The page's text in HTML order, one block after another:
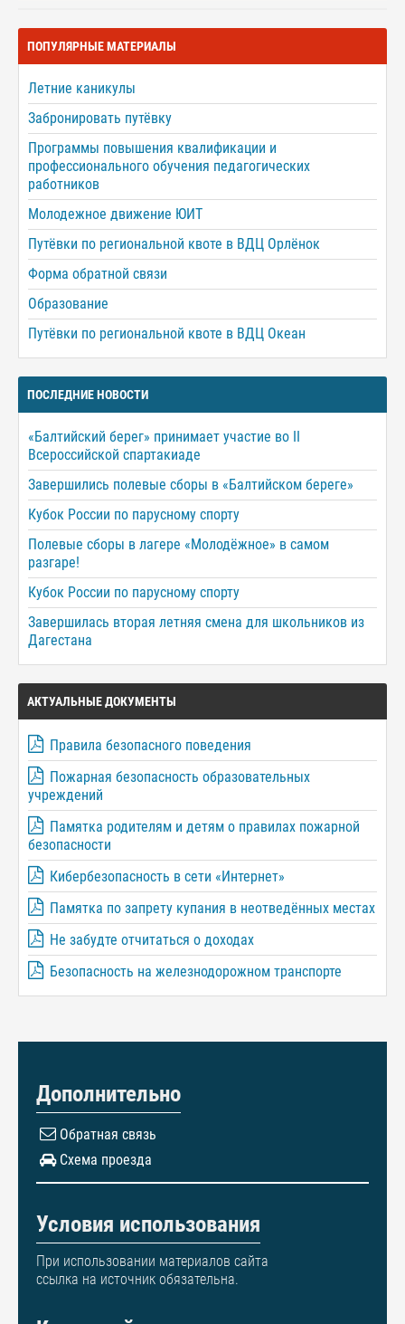
ПОПУЛЯРНЫЕ МАТЕРИАЛЫ
Летние каникулы
Забронировать путёвку
Программы повышения квалификации и
профессионального обучения педагогических
работников
Молодежное движение ЮИТ
Путёвки по региональной квоте в ВДЦ Орлёнок
Форма обратной связи
Образование
Путёвки по региональной квоте в ВДЦ Океан
ПОСЛЕДНИЕ НОВОСТИ
«Балтийский берег» принимает участие во II
Всероссийской спартакиаде
Завершились полевые сборы в «Балтийском береге»
Кубок России по парусному спорту
Полевые сборы в лагере «Молодёжное» в самом
разгаре!
Кубок России по парусному спорту
Завершилась вторая летняя смена для школьников из
Дагестана
АКТУАЛЬНЫЕ ДОКУМЕНТЫ
Правила безопасного поведения
Пожарная безопасность образовательных
учреждений
Памятка родителям и детям о правилах пожарной
безопасности
Кибербезопасность в сети «Интернет»
Памятка по запрету купания в неотведённых местах
Не забудте отчитаться о доходах
Безопасность на железнодорожном транспорте
Дополнительно
Обратная связь
Схема проезда
Условия использования
При использовании материалов сайта
ссылка на источник обязательна.